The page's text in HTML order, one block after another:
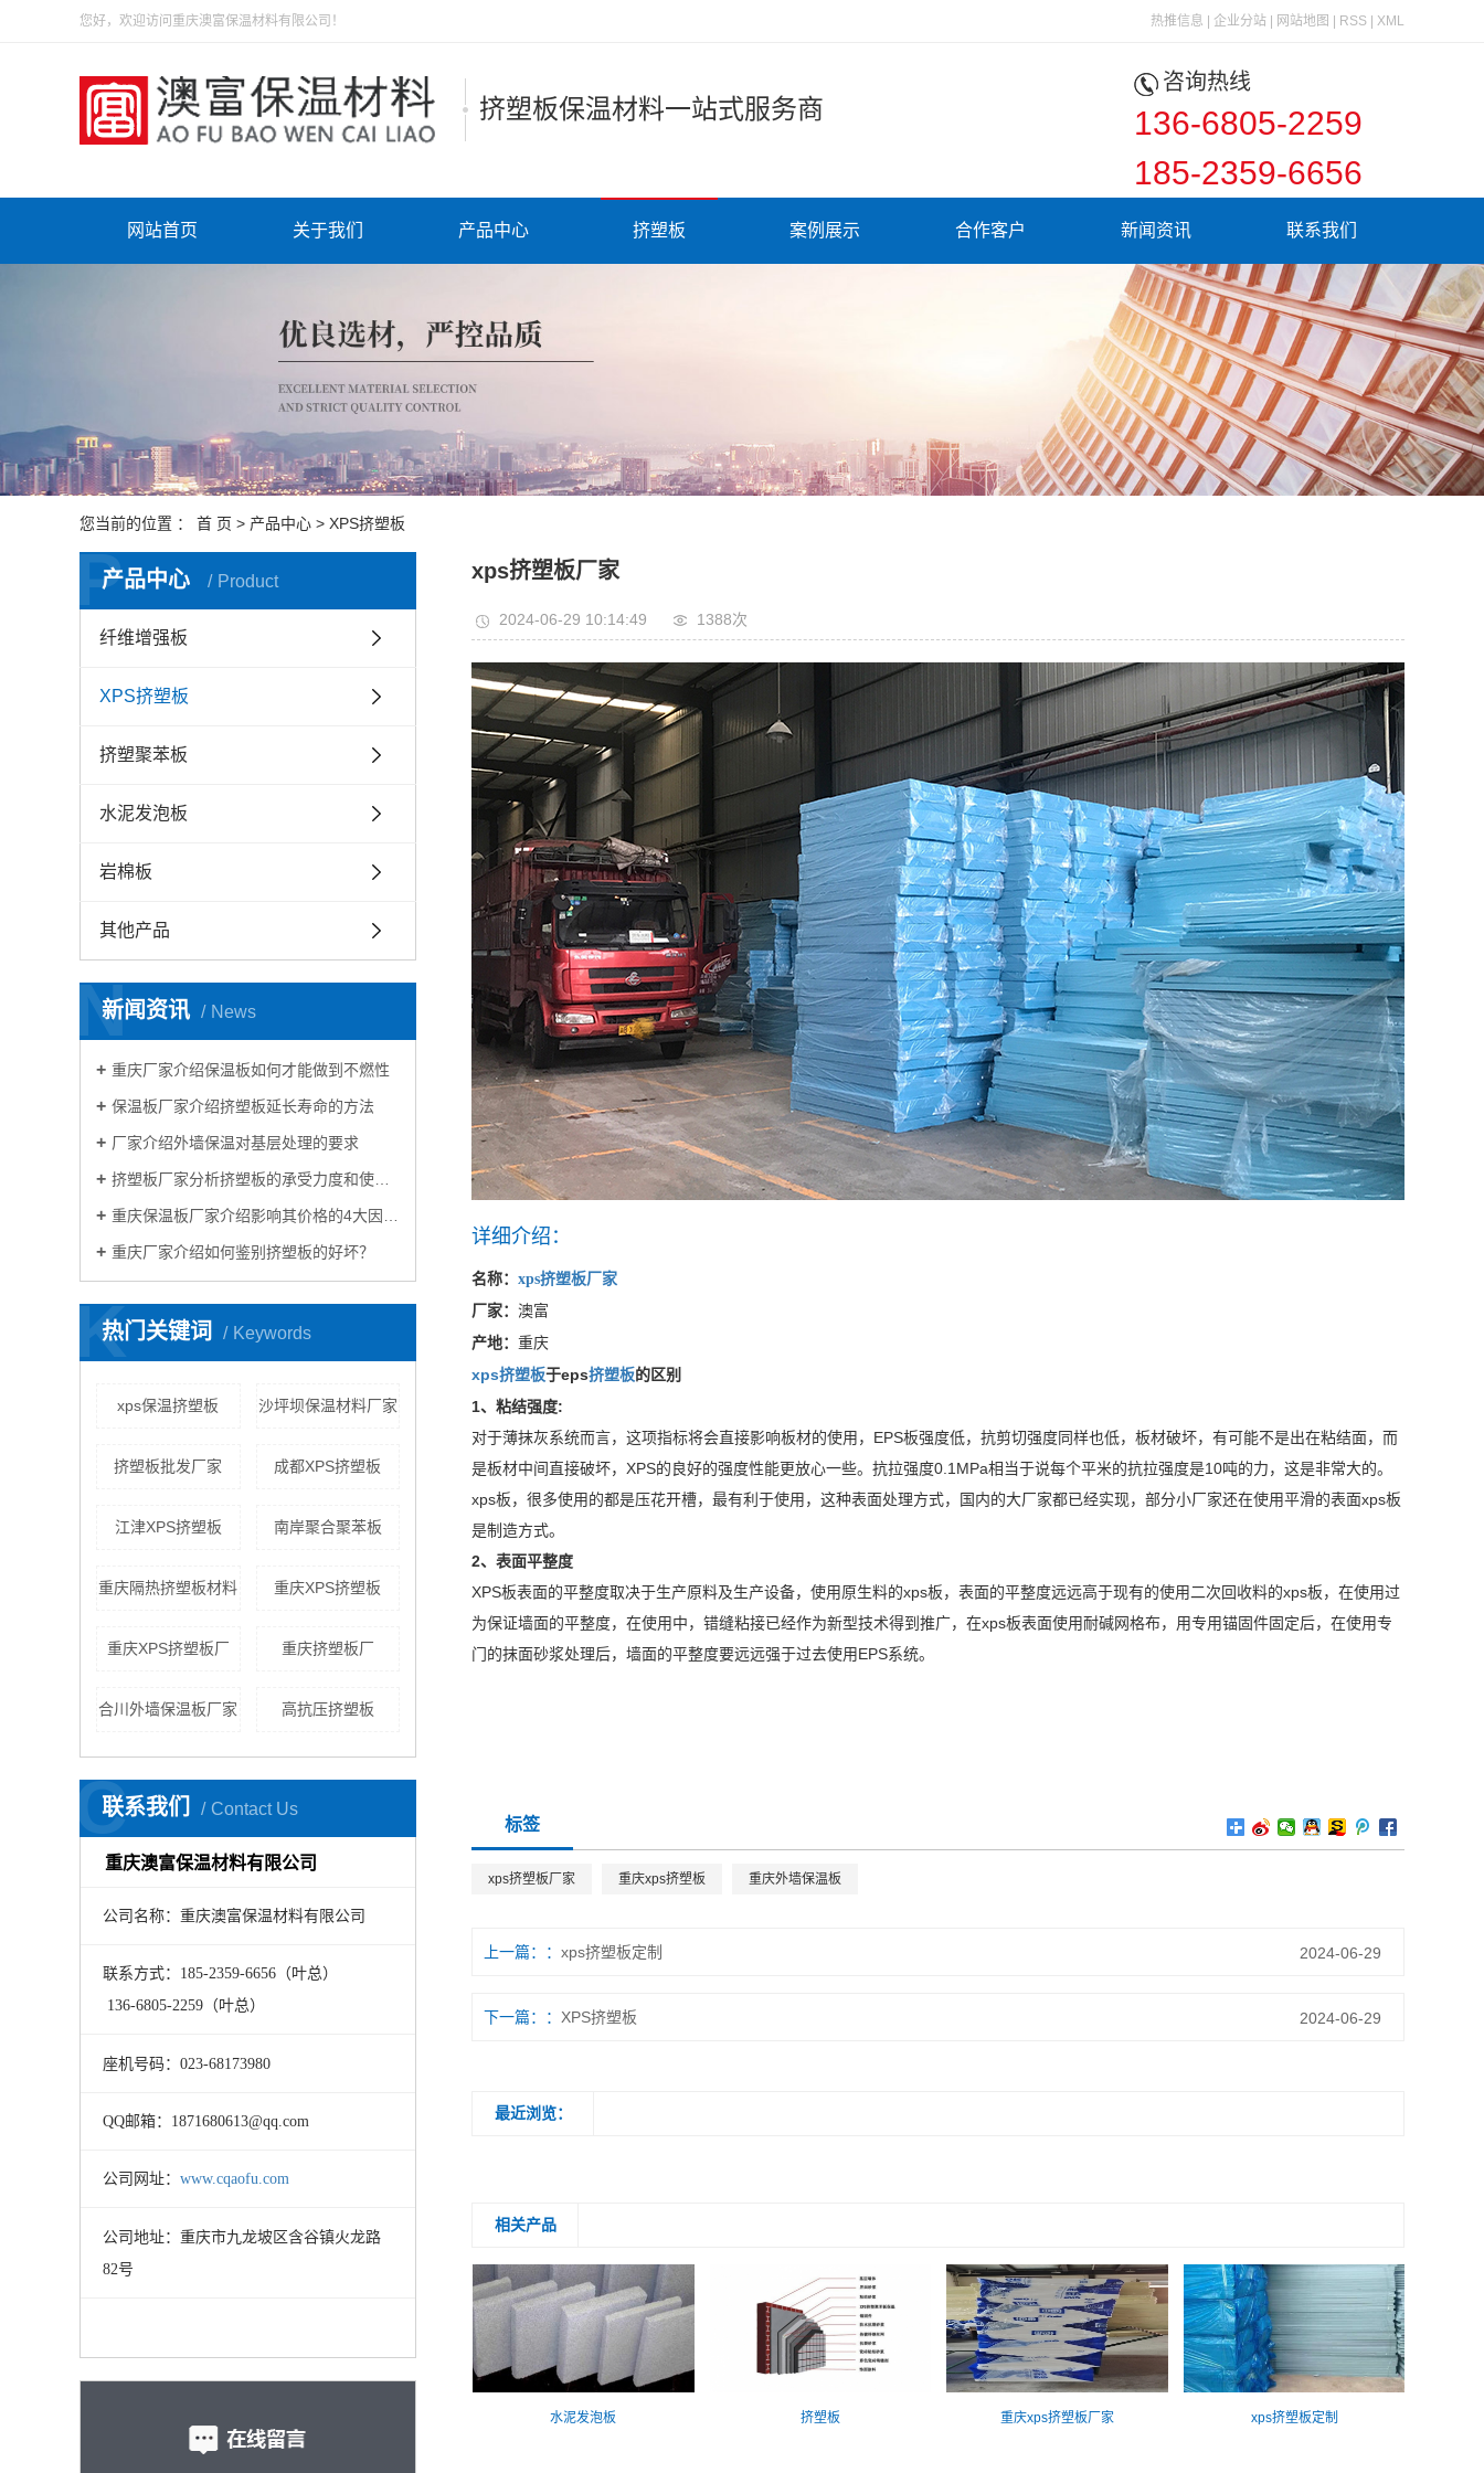
您好，欢迎访问重庆澳富保温材料有限公司！ 热推信息 企业分站 网站地图 RSS XML
挤塑板保温材料一站式服务商
咨询热线
136-6805-2259
185-2359-6656
网站首页 关于我们 产品中心 挤塑板 案例展示 合作客户 新闻资讯 联系我们
您当前的位置 ： 首 页 > 产品中心 > XPS挤塑板
产品中心 Product
P
纤维增强板
XPS挤塑板
挤塑聚苯板
水泥发泡板
岩棉板
其他产品
新闻资讯 News
N
重庆厂家介绍保温板如何才能做到不燃性
保温板厂家介绍挤塑板延长寿命的方法
厂家介绍外墙保温对基层处理的要求
挤塑板厂家分析挤塑板的承受力度和使用？
重庆保温板厂家介绍影响其价格的4大因素？
重庆厂家介绍如何鉴别挤塑板的好坏？
热门关键词 Keywords
K
xps保温挤塑板 沙坪坝保温材料厂家
挤塑板批发厂家 成都XPS挤塑板
江津XPS挤塑板 南岸聚合聚苯板
重庆隔热挤塑板材料 重庆XPS挤塑板
重庆XPS挤塑板厂 重庆挤塑板厂
合川外墙保温板厂家 高抗压挤塑板
联系我们 Contact Us
C
重庆澳富保温材料有限公司
公司名称：重庆澳富保温材料有限公司
联系方式：185-2359-6656（叶总）
136-6805-2259（叶总）
座机号码：023-68173980
QQ邮箱：1871680613@qq.com
公司网址： www.cqaofu.com
公司地址：重庆市九龙坡区含谷镇火龙路
82号
xps挤塑板厂家
2024-06-29 10:14:49 1388次
详细介绍：
名称： xps挤塑板厂家
厂家： 澳富
产地： 重庆
xps挤塑板于eps挤塑板的区别
1、粘结强度:
对于薄抹灰系统而言，这项指标将会直接影响板材的使用，EPS板强度低，抗剪切强度同样也低，板材破坏，有可能不是出在粘结面，而
是板材中间直接破坏，XPS的良好的强度性能更放心一些。抗拉强度0.1MPa相当于说每个平米的抗拉强度是10吨的力，这是非常大的。
xps板，很多使用的都是压花开槽，最有利于使用，这种表面处理方式，国内的大厂家都已经实现，部分小厂家还在使用平滑的表面xps板
是制造方式。
2、表面平整度
XPS板表面的平整度取决于生产原料及生产设备，使用原生料的xps板，表面的平整度远远高于现有的使用二次回收料的xps板，在使用过
为保证墙面的平整度，在使用中，错缝粘接已经作为新型技术得到推广，在xps板表面使用耐碱网格布，用专用锚固件固定后，在使用专
门的抹面砂浆处理后，墙面的平整度要远远强于过去使用EPS系统。
标签
xps挤塑板厂家 重庆xps挤塑板 重庆外墙保温板
上一篇： xps挤塑板定制 2024-06-29
下一篇： XPS挤塑板 2024-06-29
最近浏览：
相关产品
水泥发泡板 挤塑板 重庆xps挤塑板厂家 xps挤塑板定制